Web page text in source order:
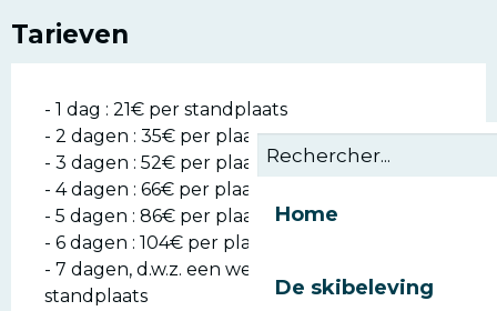
Home
De skibeleving
Tarieven
- 1 dag : 21€ per standplaats
- 2 dagen : 35€ per plaats
- 3 dagen : 52€ per plaats
- 4 dagen : 66€ per plaats
- 5 dagen : 86€ per plaats
- 6 dagen : 104€ per plaats
- 7 dagen, d.w.z. een week: 121€ per
standplaats